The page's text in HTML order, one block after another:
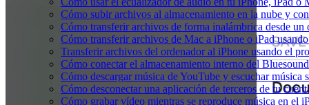
Cómo subir archivos al almacenamiento en la nube y
Cómo transferir archivos de forma inalámbrica desde
Cómo transferir archivos de Mac a iPhone o iPad
Transferir archivos del ordenador al iPhone usando el
Cómo conectar el almacenamiento interno del
Cómo descargar música de YouTube y escuchar música
Cómo desconectar una aplicación de terceros de tu
Cómo grabar vídeo mientras se reproduce música en el